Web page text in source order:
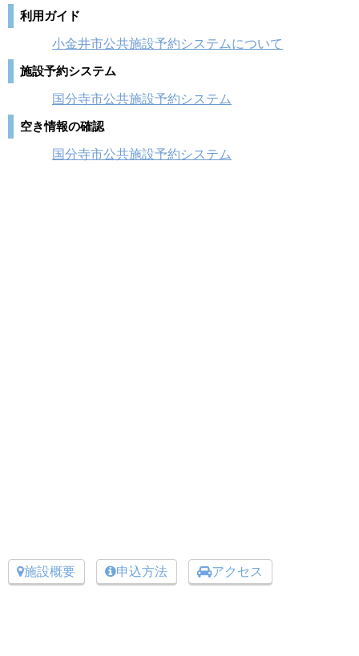
利用ガイド
小金井市公共施設予約システムについて
施設予約システム
国分寺市公共施設予約システム
空き情報の確認
国分寺市公共施設予約システム
施設概要 申込方法 アクセス